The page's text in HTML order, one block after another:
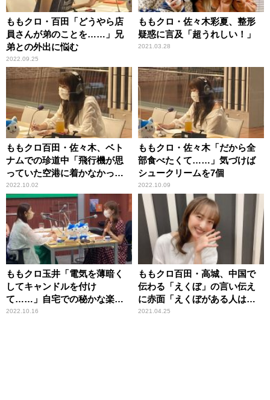
ももクロ・百田「どうやら店
員さんが弟のことを……」兄
弟との外出に悩む
2022.09.25
ももクロ・佐々木彩夏、整形
疑惑に言及「超うれしい！」
2021.03.28
ももクロ百田・佐々木、ベト
ナムでの珍道中「飛行機が思
っていた空港に着かなかっ
た」
2022.10.02
ももクロ・佐々木「だから全
部食べたくて……」気づけば
シュークリームを7個
2022.10.09
ももクロ玉井「電気を薄暗く
してキャンドルを付け
て……」自宅での秘かな楽し
み
2022.10.16
ももクロ百田・高城、中国で
伝わる「えくぼ」の言い伝え
に赤面「えくぼがある人は忘
れられない人がいて……」
2021.04.25